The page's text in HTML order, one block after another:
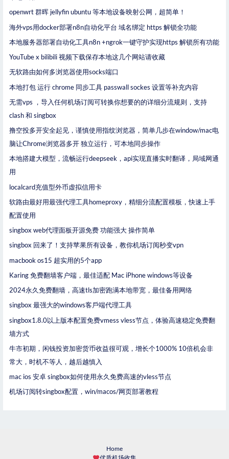
openwrt 群晖 jellyfin ubuntu 等本地设备映射公网，超简单！
海外vps用docker部署n8n自动化平台 域名绑定 https 解锁全功能
本地服务器部署自动化工具n8n +ngrok一键守护实现https 解锁所有功能
YouTube x bilibili 视频下载保存本地这几个网站请收藏
无软路由如何多浏览器使用socks端口
本地打包 运行 chrome 同步工具 passwall sockes 设置等补充内容
无需vps ，导入任何机场订阅可转换你想要的的详细分流规则，支持
clash 和 singbox
撸空投多开安全起见，谨慎使用指纹浏览器，简单几步在window/mac电
脑让Chrome浏览器多开 独立运行，可本地同步操作
本地搭建大模型，流畅运行deepseek，api实现直播实时翻译，局域网通
用
localcard充值型外币虚拟信用卡
软路由最好用最强代理工具homeproxy，精细分流配置模板，快速上手
配置使用
singbox web代理面板开源免费 功能强大 操作简单
singbox 回来了！支持苹果所有设备，教你机场订阅秒变vpn
macbook os15 超实用的5个app
Karing 免费翻墙客户端，最佳适配 Mac iPhone windows等设备
2024永久免费翻墙，高速tls加密跑满本地带宽，最佳备用网络
singbox 最强大的windows客戶端代理工具
singbox1.8.0以上版本配置免费vmess vless节点，体验高速稳定免费翻
墙方式
牛市初期，闲钱投资加密货币收益很可观，增长个1000% 10倍机会非
常大，时机不等人，越后越慎入
mac ios 安卓 singbox如何使用永久免费高速的vless节点
机场订阅转singbox配置，win/macos/网页部署教程
Home